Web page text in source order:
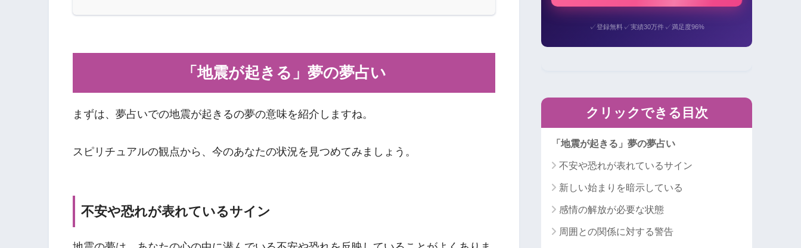
「地震が起きる」夢の夢占い
まずは、夢占いでの地震が起きるの夢の意味を紹介しますね。
スピリチュアルの観点から、今のあなたの状況を見つめてみましょう。
不安や恐れが表れているサイン
✓登録無料 ✓実績30万件 ✓満足度96%
クリックできる目次
「地震が起きる」夢の夢占い
不安や恐れが表れているサイン
新しい始まりを暗示している
感情の解放が必要な状態
周囲との関係に対する警告